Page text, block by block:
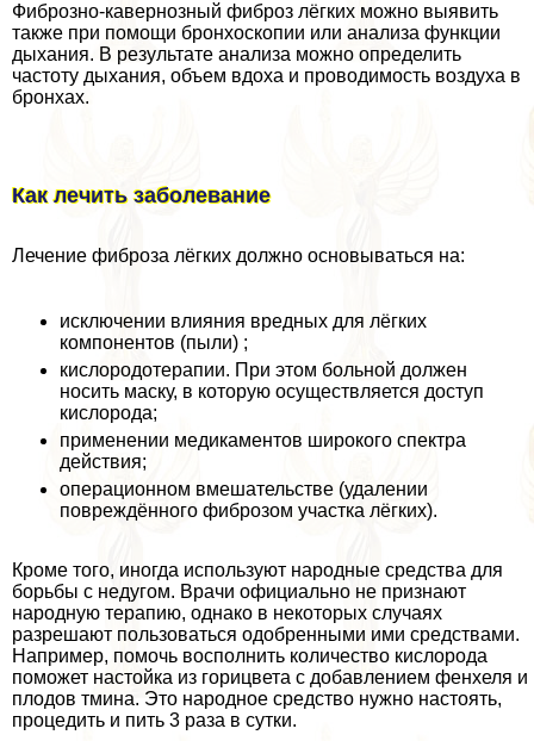
Фиброзно-кавернозный фиброз лёгких можно выявить
также при помощи бронхоскопии или анализа функции
дыхания. В результате анализа можно определить
частоту дыхания, объем вдоха и проводимость воздуха в
бронхах.
Как лечить заболевание
Лечение фиброза лёгких должно основываться на:
исключении влияния вредных для лёгких
компонентов (пыли) ;
кислородотерапии. При этом больной должен
носить маску, в которую осуществляется доступ
кислорода;
применении медикаментов широкого спектра
действия;
операционном вмешательстве (удалении
повреждённого фиброзом участка лёгких).
Кроме того, иногда используют народные средства для
борьбы с недугом. Врачи официально не признают
народную терапию, однако в некоторых случаях
разрешают пользоваться одобренными ими средствами.
Например, помочь восполнить количество кислорода
поможет настойка из горицвета с добавлением фенхеля и
плодов тмина. Это народное средство нужно настоять,
процедить и пить 3 раза в сутки.